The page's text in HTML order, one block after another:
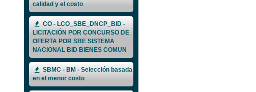
calidad y el costo
CO - LCO_SBE_DNCP_BID -
LICITACIÓN POR CONCURSO DE
OFERTA POR SBE SISTEMA
NACIONAL BID BIENES COMUN
SBMC - BM - Selección basada
en el menor costo